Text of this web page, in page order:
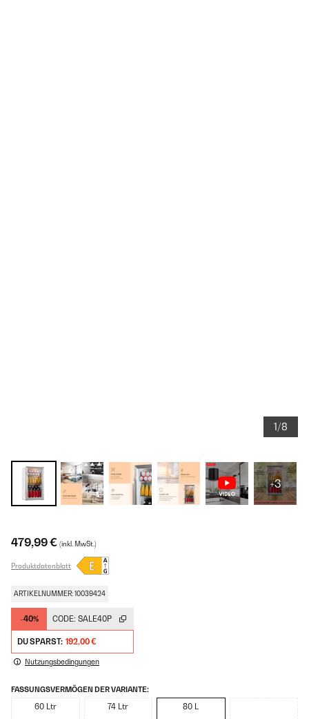
1/8
+3
479,99 € (inkl. MwSt.)
Produktdatenblatt
ARTIKELNUMMER: 10039424
-40% CODE: SALE40P
DU SPARST: 192,00 €
Nutzungsbedingungen
FASSUNGSVERMÖGEN DER VARIANTE:
60 Ltr 74 Ltr 80 L